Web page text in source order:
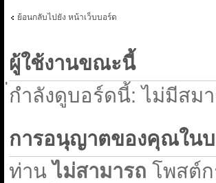
ย้อนกลับไปยัง หน้าเว็บบอร์ด
ผู้ใช้งานขณะนี้
กำลังดูบอร์ดนี้: ไม่มีสม
การอนุญาตของคุณใน
ท่านไม่สามารถ โพสต์